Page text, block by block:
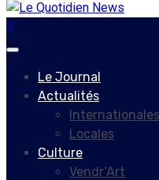
Primary
Le Journal
Actualités
Internationales
Locales
Culture
Vendr’Art